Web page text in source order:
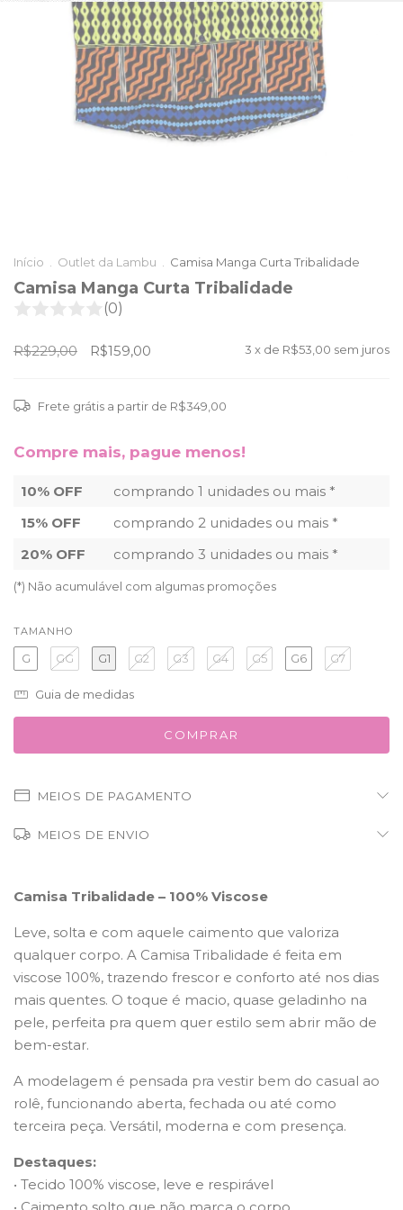
Início Outlet da Lambu Camisa Manga Curta Tribalidade
Camisa Manga Curta Tribalidade
(0)
R$229,00 R$159,00 3 x de R$53,00 sem juros
Frete grátis a partir de R$349,00
Compre mais, pague menos!
10% OFF
comprando 1 unidades ou mais *
15% OFF
comprando 2 unidades ou mais *
20% OFF
comprando 3 unidades ou mais *
(*) Não acumulável com algumas promoções
TAMANHO
G GG G1 G2 G3 G4 G5 G6 G7
Guia de medidas
MEIOS DE PAGAMENTO
MEIOS DE ENVIO
Camisa Tribalidade – 100% Viscose
Leve, solta e com aquele caimento que valoriza
qualquer corpo. A Camisa Tribalidade é feita em
viscose 100%, trazendo frescor e conforto até nos dias
mais quentes. O toque é macio, quase geladinho na
pele, perfeita pra quem quer estilo sem abrir mão de
bem-estar.
A modelagem é pensada pra vestir bem do casual ao
rolê, funcionando aberta, fechada ou até como
terceira peça. Versátil, moderna e com presença.
Destaques:
• Tecido 100% viscose, leve e respirável